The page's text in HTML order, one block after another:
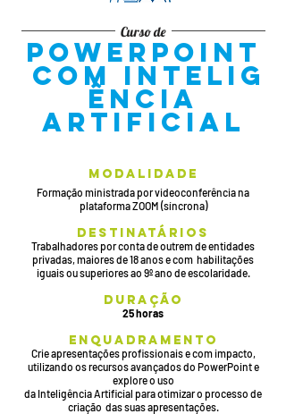
Curso de
POWERPOINT
COM INTELIG
ÊNCIA
ARTIFICIAL
MODAL IDADE
Formação ministrada por videoconferência na
plataforma ZOOM (síncrona)
DESTINATÁRIOS
Trabalhadores por conta de outrem de entidades
privadas, maiores de 18 anos e com habilitações
iguais ou superiores ao 9º ano de escolaridade.
DURAÇÃO
25 horas
ENQUADRAMENTO
Crie apresentações profissionais e com impacto,
utilizando os recursos avançados do PowerPoint e
explore o uso
da Inteligência Artificial para otimizar o processo de
criação das suas apresentações.